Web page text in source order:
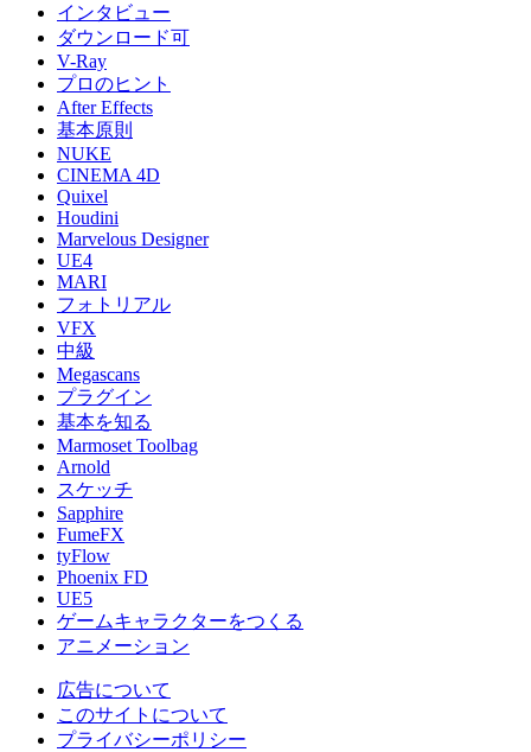
インタビュー
ダウンロード可
V-Ray
プロのヒント
After Effects
基本原則
NUKE
CINEMA 4D
Quixel
Houdini
Marvelous Designer
UE4
MARI
フォトリアル
VFX
中級
Megascans
プラグイン
基本を知る
Marmoset Toolbag
Arnold
スケッチ
Sapphire
FumeFX
tyFlow
Phoenix FD
UE5
ゲームキャラクターをつくる
アニメーション
広告について
このサイトについて
プライバシーポリシー